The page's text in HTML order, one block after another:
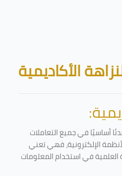
Blocks
الأكاديمية
أساسيًا في جميع التعاملات
الإلكترونية، فهي تعني
العلمية في استخدام المعلومات